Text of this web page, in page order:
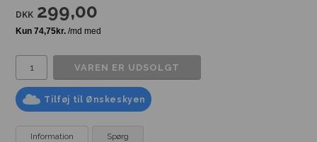
DKK 299,00
Tilføj til Ønskeskyen
Information Spørg